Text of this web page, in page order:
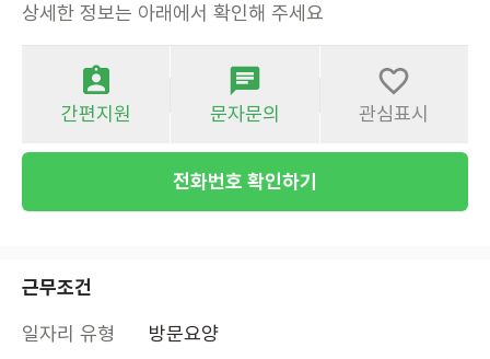
상세한 정보는 아래에서 확인해 주세요
간편지원 문자문의 관심표시
전화번호 확인하기
근무조건
일자리 유형
방문요양